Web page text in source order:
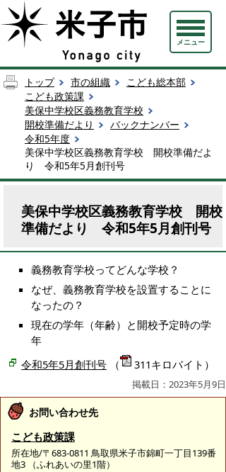
メニュー
トップ 市の組織
こども総本部
こども政策課
美保中学校区義務教育学校
開校準備だより
バックナンバー
令和5年度
美保中学校区義務教育学校 開校準備だよ
り 令和5年5月創刊号
美保中学校区義務教育学校 開校
準備だより 令和5年5月創刊号
義務教育学校ってどんな学校？
なぜ、義務教育学校を設置することに
なったの？
現在の学年（年齢）と開校予定時の学
年
令和5年5月創刊号 （ 311キロバイト）
掲載日：2023年5月9日
お問い合わせ先
こども政策課
所在地/〒683-0811 鳥取県米子市錦町一丁目139番
地3 （ふれあいの里1階）